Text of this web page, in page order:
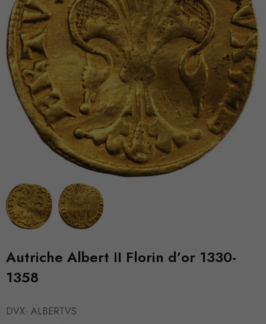
Autriche Albert II Florin d’or 1330-
1358
DVX· ALBERTVS